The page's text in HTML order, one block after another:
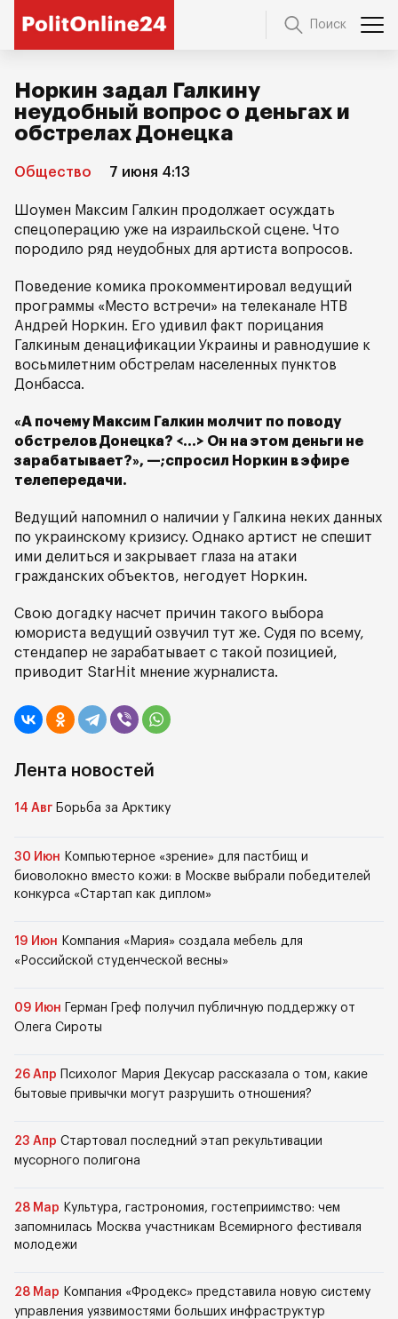
Поиск
Норкин задал Галкину
неудобный вопрос о деньгах и
обстрелах Донецка
Общество 7 июня 4:13
Шоумен Максим Галкин продолжает осуждать
спецоперацию уже на израильской сцене. Что
породило ряд неудобных для артиста вопросов.
Поведение комика прокомментировал ведущий
программы «Место встречи» на телеканале НТВ
Андрей Норкин. Его удивил факт порицания
Галкиным денацификации Украины и равнодушие к
восьмилетним обстрелам населенных пунктов
Донбасса.
«А почему Максим Галкин молчит по поводу
обстрелов Донецка? <…> Он на этом деньги не
зарабатывает?», —;спросил Норкин в эфире
телепередачи.
Ведущий напомнил о наличии у Галкина неких данных
по украинскому кризису. Однако артист не спешит
ими делиться и закрывает глаза на атаки
гражданских объектов, негодует Норкин.
Свою догадку насчет причин такого выбора
юмориста ведущий озвучил тут же. Судя по всему,
стендапер не зарабатывает с такой позицией,
приводит StarHit мнение журналиста.
Лента новостей
14 Авг Борьба за Арктику
30 Июн Компьютерное «зрение» для пастбищ и
биоволокно вместо кожи: в Москве выбрали победителей
конкурса «Стартап как диплом»
19 Июн Компания «Мария» создала мебель для
«Российской студенческой весны»
09 Июн
Герман Греф получил публичную поддержку от
Олега Сироты
26 Апр
Психолог Мария Декусар рассказала о том, какие
бытовые привычки могут разрушить отношения?
23 Апр Стартовал последний этап рекультивации
мусорного полигона
28 Мар Культура, гастрономия, гостеприимство: чем
запомнилась Москва участникам Всемирного фестиваля
молодежи
28 Мар Компания «Фродекс» представила новую систему
управления уязвимостями больших инфраструктур